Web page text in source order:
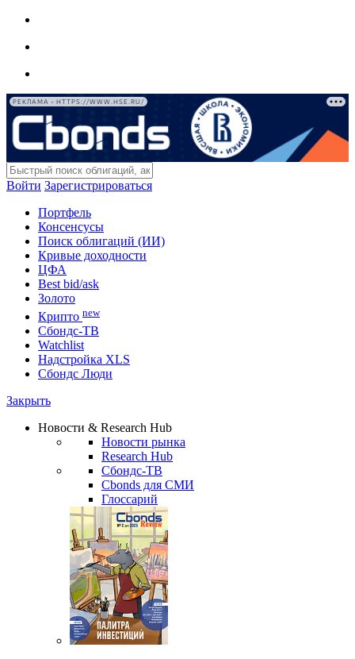
РЕКЛАМА • HTTPS://WWW.HSE.RU/
Войти Зарегистрироваться
Портфель
Консенсусы
Поиск облигаций (ИИ)
Кривые доходности
ЦФА
Best bid/ask
Золото
Крипто new
Сбондс-ТВ
Watchlist
Надстройка XLS
Сбондс Люди
Закрыть
Новости & Research Hub
Новости рынка
Research Hub
Сбондс-ТВ
Cbonds для СМИ
Глоссарий